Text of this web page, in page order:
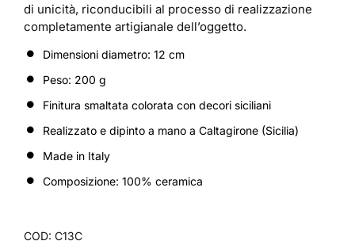
di unicità, riconducibili al processo di realizzazione
completamente artigianale dell’oggetto.
Dimensioni diametro: 12 cm
Peso: 200 g
Finitura smaltata colorata con decori siciliani
Realizzato e dipinto a mano a Caltagirone (Sicilia)
Made in Italy
Composizione: 100% ceramica
COD: C13C